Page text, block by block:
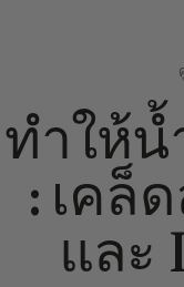
ทำให้
: เคล็
และ